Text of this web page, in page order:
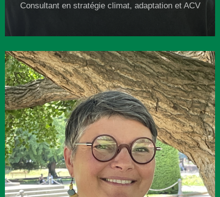
Consultant en stratégie climat, adaptation et ACV
s.schumpp@alternativecarbone.fr
Plus d'infos